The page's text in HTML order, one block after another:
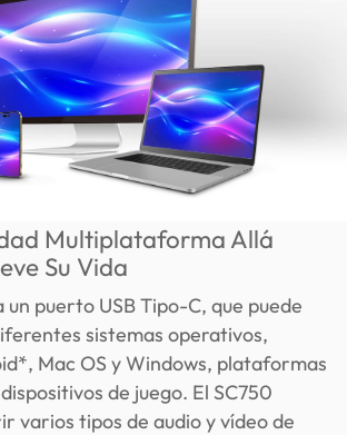
Multiplataforma Allá
Su Vida
un puerto USB Tipo-C, que puede
sistemas operativos,
Mac OS y Windows, plataformas
de juego. El SC750
varios tipos de audio y vídeo de